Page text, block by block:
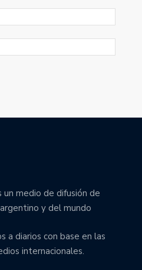
medio de difusión de
y del mundo
a diarios con base en las
internacionales.